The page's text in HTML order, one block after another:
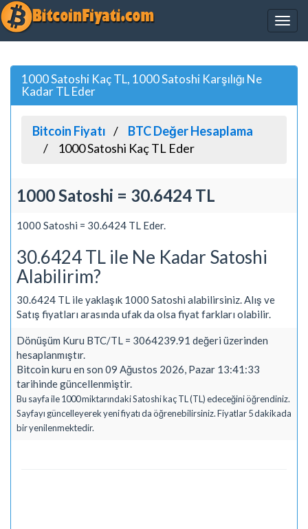
1000 Satoshi Kaç TL, 1000 Satoshi Karşılığı Ne
Kadar TL Eder
Bitcoin Fiyatı
BTC Değer Hesaplama
1000 Satoshi Kaç TL Eder
1000 Satoshi = 30.6424 TL
1000 Satoshi = 30.6424 TL Eder.
30.6424 TL ile Ne Kadar Satoshi
Alabilirim?
30.6424 TL ile yaklaşık 1000 Satoshi alabilirsiniz. Alış ve
Satış fiyatları arasında ufak da olsa fiyat farkları olabilir.
Dönüşüm Kuru BTC/TL = 3064239.91 değeri üzerinden
hesaplanmıştır.
Bitcoin kuru en son 09 Ağustos 2026, Pazar 13:41:33
tarihinde güncellenmiştir.
Bu sayfa ile 1000 miktarındaki Satoshi kaç TL (TL) edeceğini öğrendiniz.
Sayfayı güncelleyerek yeni fiyatı da öğrenebilirsiniz. Fiyatlar 5 dakikada
bir yenilenmektedir.